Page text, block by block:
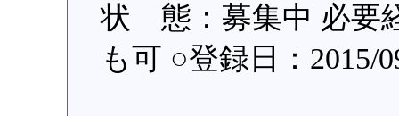
状 態：募集中 必要
も可 ○登録日：2015/